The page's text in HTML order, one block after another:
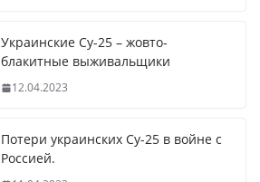
Украинские Су-25 – жовто-
блакитные выживальщики
12.04.2023
Потери украинских Су-25 в войне с
Россией.